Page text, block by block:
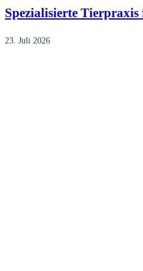
Spezialisierte
23. Juli 2026